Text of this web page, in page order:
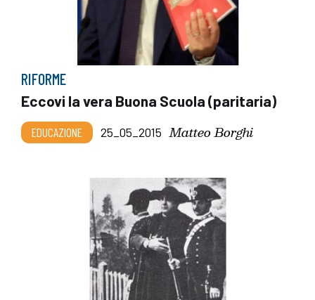
RIFORME
Eccovi la vera Buona Scuola (paritaria)
EDUCAZIONE 25_05_2015 Matteo Borghi